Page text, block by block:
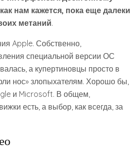
нам кажется, пока еще далеки
метаний.
Apple. Собственно,
специальной версии ОС
а купертиновцы просто в
нос» злопыхателям. Хорошо бы,
и Microsoft. В общем,
есть, а выбор, как всегда, за